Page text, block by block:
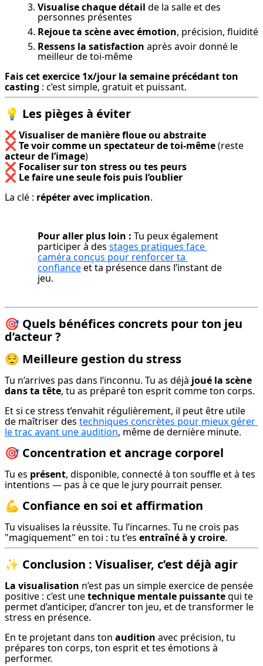
Visualise chaque détail de la salle et des
personnes présentes
Rejoue ta scène avec émotion, précision, fluidité
Ressens la satisfaction après avoir donné le
meilleur de toi-même
Fais cet exercice 1x/jour la semaine précédant ton
casting : c’est simple, gratuit et puissant.
💡 Les pièges à éviter
❌ Visualiser de manière floue ou abstraite
❌ Te voir comme un spectateur de toi-même
acteur de l’image)
❌ Focaliser sur ton stress ou tes peurs
❌ Le faire une seule fois puis l’oublier
La clé : répéter avec implication.
Pour aller plus loin : Tu peux également
participer à des stages pratiques face
caméra conçus pour renforcer ta
confiance et ta présence dans l’instant de
jeu.
🎯 Quels bénéfices concrets pour ton jeu
d’acteur ?
😌 Meilleure gestion du stress
Tu n’arrives pas dans l’inconnu. Tu as déjà joué la scène
dans ta tête, tu as préparé ton esprit comme ton corps.
Et si ce stress t’envahit régulièrement, il peut être utile
de maîtriser des techniques concrètes pour mieux gérer
le trac avant une audition, même de dernière minute.
🎯 Concentration et ancrage corporel
Tu es présent, disponible, connecté à ton souffle et à tes
intentions — pas à ce que le jury pourrait penser.
💪 Confiance en soi et affirmation
Tu visualises la réussite. Tu l’incarnes. Tu ne crois pas
"magiquement" en toi : tu t’es entraîné à y croire.
✨ Conclusion : Visualiser, c’est déjà agir
La visualisation n’est pas un simple exercice de pensée
positive : c’est une technique mentale puissante qui te
permet d’anticiper, d’ancrer ton jeu, et de transformer le
stress en présence.
En te projetant dans ton audition avec précision, tu
prépares ton corps, ton esprit et tes émotions à
performer.